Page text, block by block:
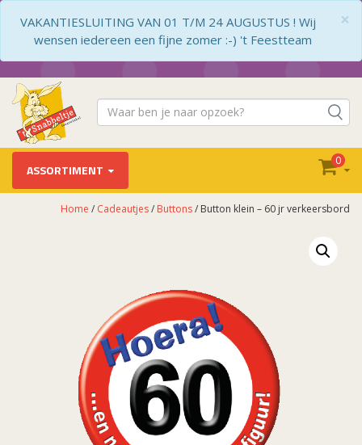
×
VAKANTIESLUITING VAN 01 T/M 24 AUGUSTUS ! Wij
wensen iedereen een fijne zomer :-) 't Feestteam
ASSORTIMENT
0
Home / Cadeautjes/ Buttons/ Button klein – 60 jr verkeersbord